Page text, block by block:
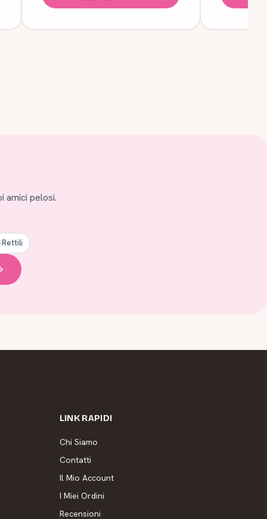
amici pelosi.
Rettili
LINK RAPIDI
Chi Siamo
Contatti
Il Mio Account
I Miei Ordini
Recensioni